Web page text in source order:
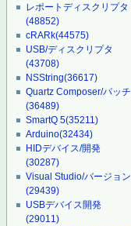
レポートディスクリプタ
(48852)
cRARk(44575)
USB/ディスクリプタ
(43708)
NSString(36617)
Quartz Composer/パッチ
(36489)
SmartQ 5(35211)
Arduino(32434)
HIDデバイス/開発
(30287)
Visual Studio/バージョン
(29439)
USBデバイス開発
(29011)